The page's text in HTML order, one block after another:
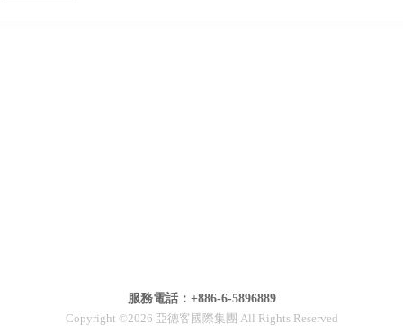
服務電話：+886-6-5896889
Copyright ©2026 亞德客國際集團 All Rights Reserved